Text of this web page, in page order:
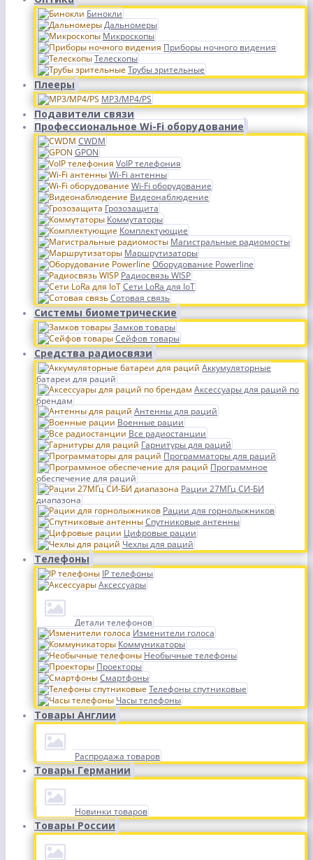
Бинокли
Дальномеры
Микроскопы
Приборы ночного видения
Телескопы
Трубы зрительные
Плееры
MP3/MP4/PS
Подавители связи
Профессиональное Wi-Fi оборудование
CWDM
GPON
VoIP телефония
Wi-Fi антенны
Wi-Fi оборудование
Видеонаблюдение
Грозозащита
Коммутаторы
Комплектующие
Магистральные радиомосты
Маршрутизаторы
Оборудование Powerline
Радиосвязь WISP
Сети LoRa для IoT
Сотовая связь
Системы биометрические
Замков товары
Сейфов товары
Средства радиосвязи
Аккумуляторные
батареи для раций
Аксессуары для раций по
брендам
Антенны для раций
Военные рации
Все радиостанции
Гарнитуры для раций
Программаторы для раций
Программное
обеспечение для раций
Рации 27МГц СИ-БИ
диапазона
Рации для горнолыжников
Спутниковые антенны
Цифровые рации
Чехлы для раций
Телефоны
IP телефоны
Аксессуары
Детали телефонов
Изменители голоса
Коммуникаторы
Необычные телефоны
Проекторы
Смартфоны
Телефоны спутниковые
Часы телефоны
Товары Англии
Распродажа товаров
Товары Германии
Новинки товаров
Товары России